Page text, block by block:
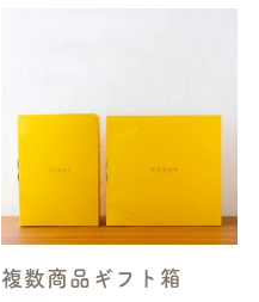
複数商品ギフト箱